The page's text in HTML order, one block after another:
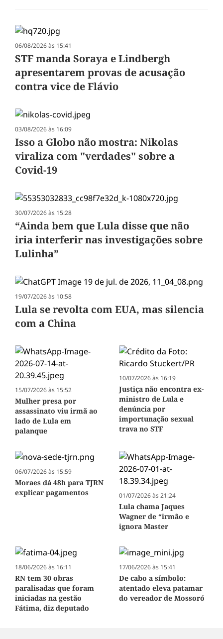
06/08/2026 às 15:41
STF manda Soraya e Lindbergh
apresentarem provas de acusação
contra vice de Flávio
03/08/2026 às 16:09
Isso a Globo não mostra: Nikolas
viraliza com "verdades" sobre a
Covid-19
30/07/2026 às 15:28
“Ainda bem que Lula disse que não
iria interferir nas investigações sobre
Lulinha”
19/07/2026 às 10:58
Lula se revolta com EUA, mas silencia
com a China
15/07/2026 às 15:52
Mulher presa por
assassinato viu irmã ao
lado de Lula em
palanque
10/07/2026 às 16:19
Justiça não encontra ex-
ministro de Lula e
denúncia por
importunação sexual
trava no STF
06/07/2026 às 15:59
Moraes dá 48h para TJRN
explicar pagamentos
01/07/2026 às 21:24
Lula chama Jaques
Wagner de “irmão e
ignora Master
18/06/2026 às 16:11
RN tem 30 obras
paralisadas que foram
iniciadas na gestão
Fátima, diz deputado
17/06/2026 às 15:41
De cabo a símbolo:
atentado eleva patamar
do vereador de Mossoró